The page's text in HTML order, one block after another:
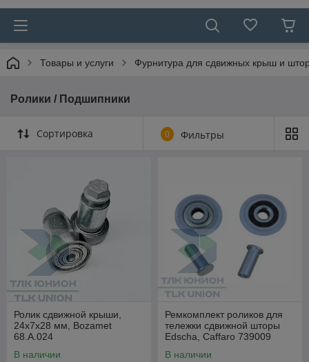
Товары и услуги Фурнитура для сдвижных крыш и
Ролики / Подшипники
Сортировка 0 Фильтры
Ролик сдвижной крыши,
24х7х28 мм, Bozamet
68.A.024
В наличии
Ремкомплект роликов для
тележки сдвижной шторы
Edscha, Caffaro 739009
В наличии